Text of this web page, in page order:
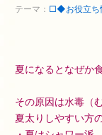
テーマ： □◆お役立
夏になるとなぜか
その原因は水毒（
夏太りしやすい方